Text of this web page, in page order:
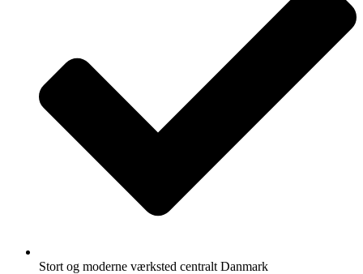
Stort og moderne værksted centralt Danmark